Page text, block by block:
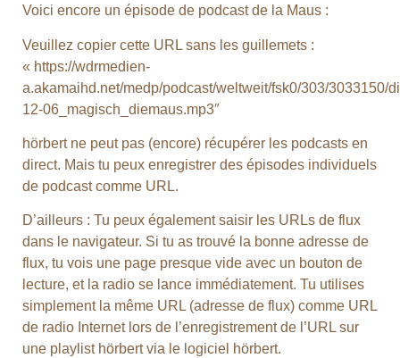
Voici encore un épisode de podcast de la Maus :
Veuillez copier cette URL sans les guillemets :
« https://wdrmedien-
a.akamaihd.net/medp/podcast/weltweit/fsk0/303/3033150/
12-06_magisch_diemaus.mp3″
hörbert ne peut pas (encore) récupérer les podcasts en
direct. Mais tu peux enregistrer des épisodes individuels
de podcast comme URL.
D’ailleurs : Tu peux également saisir les URLs de flux
dans le navigateur. Si tu as trouvé la bonne adresse de
flux, tu vois une page presque vide avec un bouton de
lecture, et la radio se lance immédiatement. Tu utilises
simplement la même URL (adresse de flux) comme URL
de radio Internet lors de l’enregistrement de l’URL sur
une playlist hörbert via le logiciel hörbert.